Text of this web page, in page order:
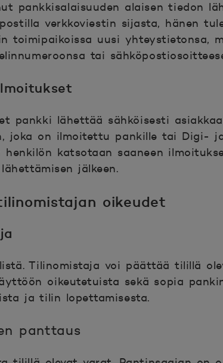
pankkisalaisuuden alaisen tiedon
verkkoviestin sijasta, hänen
toimipaikoissa uusi yhteystietonsa,
tai
pankki lähettää sähköisesti
joka on ilmoitettu pankille tai Digi-
katsotaan saaneen
jälkeen.
oikeudet
Tilinomistaja voi päättää tilillä
oikeutetuista sekä sopia
ja tilin lopettamisesta.
panttaus